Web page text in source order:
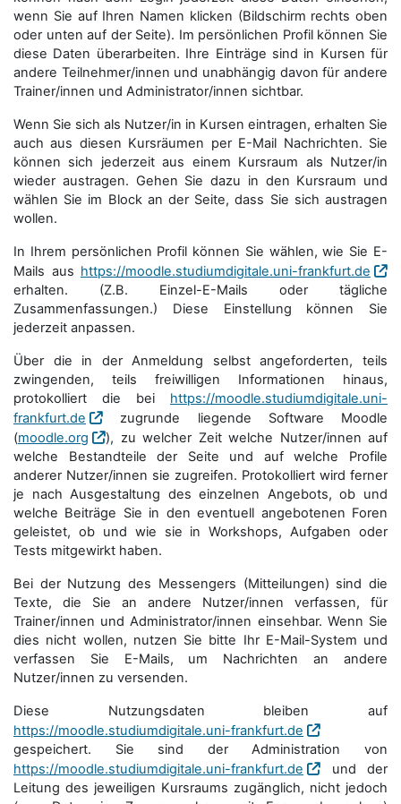
wenn Sie auf Ihren Namen klicken (Bildschirm rechts oben
oder unten auf der Seite). Im persönlichen Profil können Sie
diese Daten überarbeiten. Ihre Einträge sind in Kursen für
andere Teilnehmer/innen und unabhängig davon für andere
Trainer/innen und Administrator/innen sichtbar.
Wenn Sie sich als Nutzer/in in Kursen eintragen, erhalten Sie
auch aus diesen Kursräumen per E-Mail Nachrichten. Sie
können sich jederzeit aus einem Kursraum als Nutzer/in
wieder austragen. Gehen Sie dazu in den Kursraum und
wählen Sie im Block an der Seite, dass Sie sich austragen
wollen.
In Ihrem persönlichen Profil können Sie wählen, wie Sie E-
Mails aus https://moodle.studiumdigitale.uni-frankfurt.de
erhalten. (Z.B. Einzel-E-Mails oder tägliche
Zusammenfassungen.) Diese Einstellung können Sie
jederzeit anpassen.
Über die in der Anmeldung selbst angeforderten, teils
zwingenden, teils freiwilligen Informationen hinaus,
protokolliert die bei https://moodle.studiumdigitale.uni-
frankfurt.de
zugrunde liegende Software Moodle
(moodle.org
), zu welcher Zeit welche Nutzer/innen auf
welche Bestandteile der Seite und auf welche Profile
anderer Nutzer/innen sie zugreifen. Protokolliert wird ferner
je nach Ausgestaltung des einzelnen Angebots, ob und
welche Beiträge Sie in den eventuell angebotenen Foren
geleistet, ob und wie sie in Workshops, Aufgaben oder
Tests mitgewirkt haben.
Bei der Nutzung des Messengers (Mitteilungen) sind die
Texte, die Sie an andere Nutzer/innen verfassen, für
Trainer/innen und Administrator/innen einsehbar. Wenn Sie
dies nicht wollen, nutzen Sie bitte Ihr E-Mail-System und
verfassen Sie E-Mails, um Nachrichten an andere
Nutzer/innen zu versenden.
Diese Nutzungsdaten bleiben auf
https://moodle.studiumdigitale.uni-frankfurt.de
gespeichert. Sie sind der Administration von
https://moodle.studiumdigitale.uni-frankfurt.de
und der
Leitung des jeweiligen Kursraums zugänglich, nicht jedoch